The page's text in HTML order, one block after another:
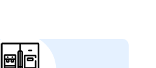
Problemas